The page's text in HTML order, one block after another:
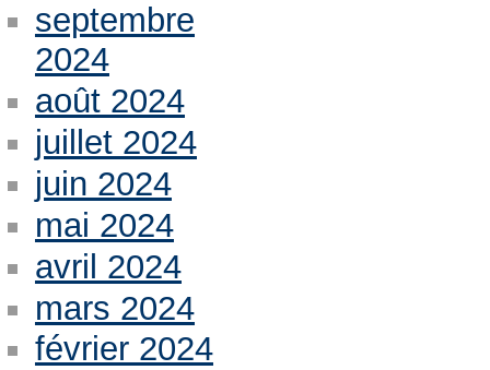
septembre
2024
août 2024
juillet 2024
juin 2024
mai 2024
avril 2024
mars 2024
février 2024